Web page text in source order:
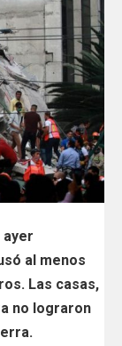
ayer
al menos
Las casas,
no lograron